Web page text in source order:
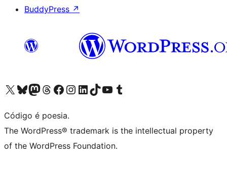
BuddyPress ↗
Visite a nossa conta X (antigo Twitter)
Visit our Bluesky account
Visit our Mastodon account
Visit our Threads account
Visite a nossa página do Facebook
Visite a nossa conta no Instagram
Visite a nossa conta no LinkedIn
Visit our TikTok account
Visit our YouTube channel
Visit our Tumblr account
Código é poesia.
The WordPress® trademark is the intellectual property
of the WordPress Foundation.